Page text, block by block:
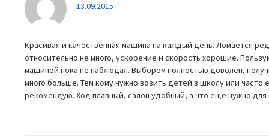
13.09.2015
Красивая и качественная машина на каждый день. Ломается
относительно не много, ускорение и скорость хорошие.
машиной пока не наблюдал. Выбором полностью доволен,
много больше. Тем кому нужно возить детей в школу или часто
рекомендую. Ход плавный, салон удобный, а что еще нужно для